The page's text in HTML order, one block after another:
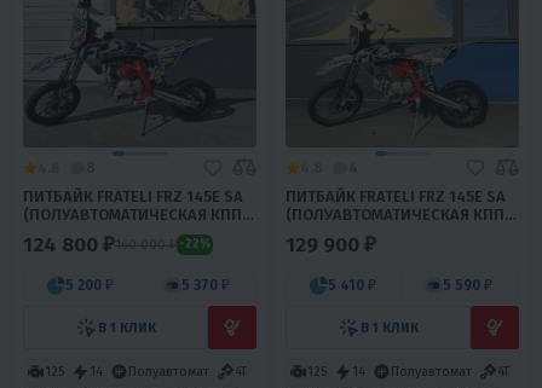
ПИТБАЙК FRATELI FRZ 145E SA
(ПОЛУАВТОМАТИЧЕСКАЯ КПП)
124 800 ₽160 000 ₽ -22%
5 200 ₽ 5 370 ₽
В 1 КЛИК
125 14 Полуавтомат
4T
ПИТБАЙК FRATELI FRZ 145E SA
(ПОЛУАВТОМАТИЧЕСКАЯ КПП)
129 900 ₽
5 410 ₽ 5 590 ₽
В 1 КЛИК
125 14 Полуавтомат
4T